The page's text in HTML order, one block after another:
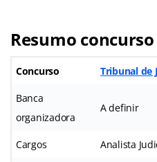
Resumo concurso
Concurso Tribunal de
Banca
organizadora
A definir
Cargos Analista